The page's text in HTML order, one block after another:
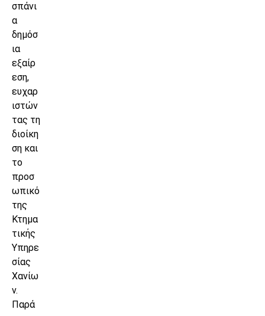
σπάνι
α
δημόσ
ια
εξαίρ
εση,
ευχαρ
ιστών
τας τη
διοίκη
ση και
το
προσ
ωπικό
της
Κτημα
τικής
Υπηρε
σίας
Χανίω
ν.
Παρά